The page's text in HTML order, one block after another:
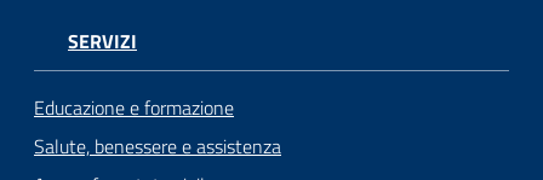
SERVIZI
Educazione e formazione
Salute, benessere e assistenza